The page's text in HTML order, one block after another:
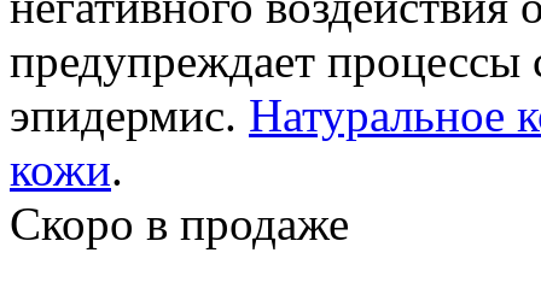
предупреждает процессы
эпидермис. Натуральное
кожи.
Скоро в продаже